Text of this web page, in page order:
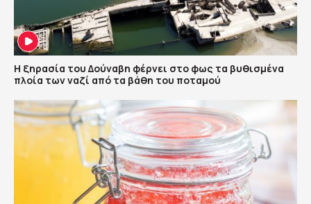
Η ξηρασία του Δούναβη φέρνει στο φως τα βυθισμένα
πλοία των ναζί από τα βάθη του ποταμού